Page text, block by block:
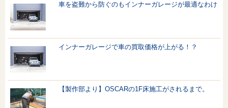
車を盗難から防ぐのもインナーガレージが最適なわけ
インナーガレージで車の買取価格が上がる！？
【製作部より】OSCARの1F床施工がされるまで。